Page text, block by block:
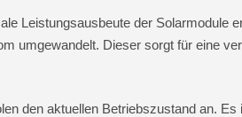
Leistungsausbeute der Solarmodule
umgewandelt. Dieser sorgt für eine
den aktuellen Betriebszustand an. Es